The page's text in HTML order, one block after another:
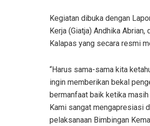
Kegiatan dibuka dengan
Kerja (Giatja) Andhika
Kalapas yang secara resmi
“Harus sama-sama kita
ingin memberikan bekal
bermanfaat baik ketika
Kami sangat mengapresiasi
pelaksanaan Bimbingan